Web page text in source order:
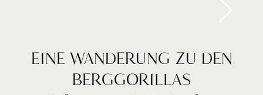
EINE WANDERUNG ZU DEN
BERGGORILLAS